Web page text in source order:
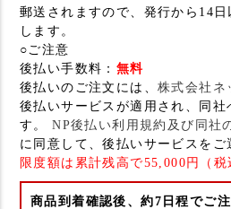
郵送されますので、発行から14
します。
○ご注意
後払い手数料： 無料
後払いのご注文には、 株式会社ネ
後払いサービスが適用され、同社
す。NP後払い利用規約及び同社
に同意して、後払いサービスをご
限度額は累計残高で55,000円（税
商品到着確認後、約7日程でご